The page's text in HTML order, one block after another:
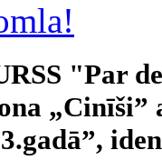
"Par